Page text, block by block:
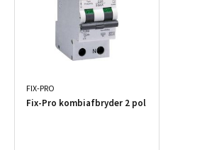
FIX-PRO
Fix-Pro kombiafbryder 2 pol